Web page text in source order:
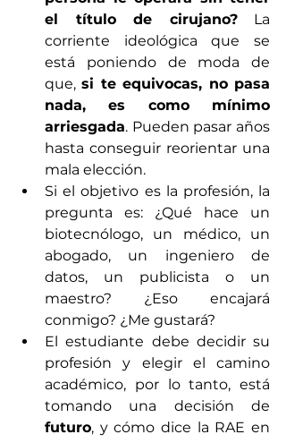
el título de cirujano? La
corriente ideológica que se
está poniendo de moda de
que, si te equivocas, no pasa
nada, es como mínimo
arriesgada. Pueden pasar años
hasta conseguir reorientar una
mala elección.
Si el objetivo es la profesión, la
pregunta es: ¿Qué hace un
biotecnólogo, un médico, un
abogado, un ingeniero de
datos, un publicista o un
maestro? ¿Eso encajará
conmigo? ¿Me gustará?
El estudiante debe decidir su
profesión y elegir el camino
académico, por lo tanto, está
futuro, y cómo dice la RAE en